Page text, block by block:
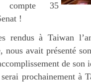
compte 35
!
rendus à Taiwan
nous avait présenté
de son
prochainement à